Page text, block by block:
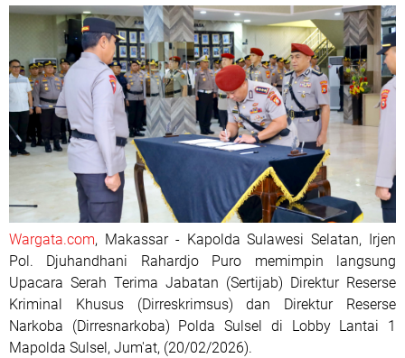
Wargata.com, Makassar - Kapolda Sulawesi Selatan, Irjen
Pol. Djuhandhani Rahardjo Puro memimpin langsung
Upacara Serah Terima Jabatan (Sertijab) Direktur Reserse
Kriminal Khusus (Dirreskrimsus) dan Direktur Reserse
Narkoba (Dirresnarkoba) Polda Sulsel di Lobby Lantai 1
Mapolda Sulsel, Jum'at, (20/02/2026).